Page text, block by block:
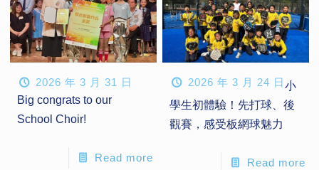
2026 年 3 月 31 日
Big congrats to our
School Choir!
Read more
2026 年 3 月 24 日小
學生初體驗！先打球、後
觀賽，感受板網球魅力
Read more